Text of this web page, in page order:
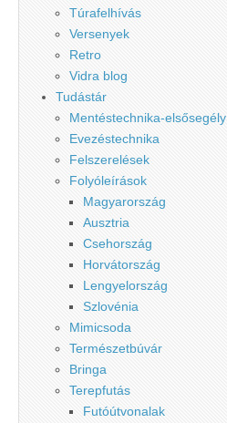
Túrafelhívás
Versenyek
Retro
Vidra blog
Tudástár
Mentéstechnika-elsősegély
Evezéstechnika
Felszerelések
Folyóleírások
Magyarország
Ausztria
Csehország
Horvátország
Lengyelország
Szlovénia
Mimicsoda
Természetbúvár
Bringa
Terepfutás
Futóútvonalak